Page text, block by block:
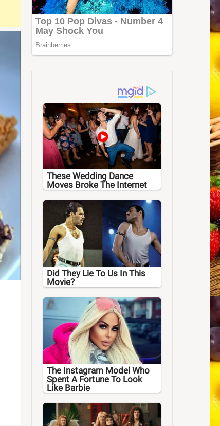
These Wedding Dance
Moves Broke The Internet
Did They Lie To Us In This
Movie?
The Instagram Model Who
Spent A Fortune To Look
Like Barbie